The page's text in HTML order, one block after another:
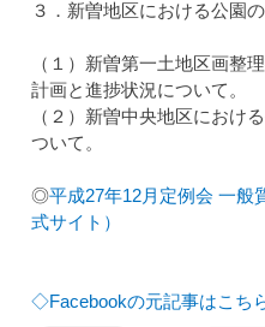
３．新曽地区における公園
（１）新曽第一土地区画整
計画と進捗状況について。
（２）新曽中央地区におけ
ついて。
◎平成27年12月定例会 一般
式サイト）
◇Facebookの元記事はこち